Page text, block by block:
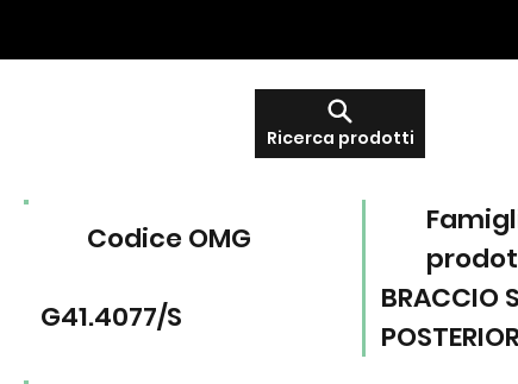
Ricerca prodotti
Codice OMG
BRACCIO
G41.4077/S